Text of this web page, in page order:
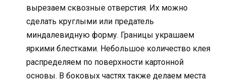
вырезаем сквозные отверстия. Их можно
сделать круглыми или предатель
миндалевидную форму. Границы украшаем
яркими блестками. Небольшое количество клея
распределяем по поверхности картонной
основы. В боковых частях также делаем места